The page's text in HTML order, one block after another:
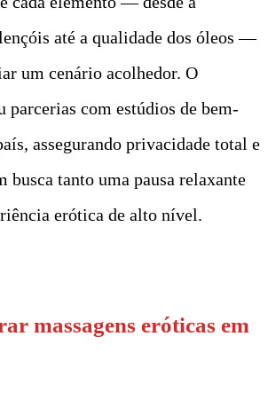
até a qualidade dos óleos —
um cenário acolhedor. O
parcerias com estúdios de bem-
assegurando privacidade total e
busca tanto uma pausa relaxante
erótica de alto nível.
massagens eróticas em